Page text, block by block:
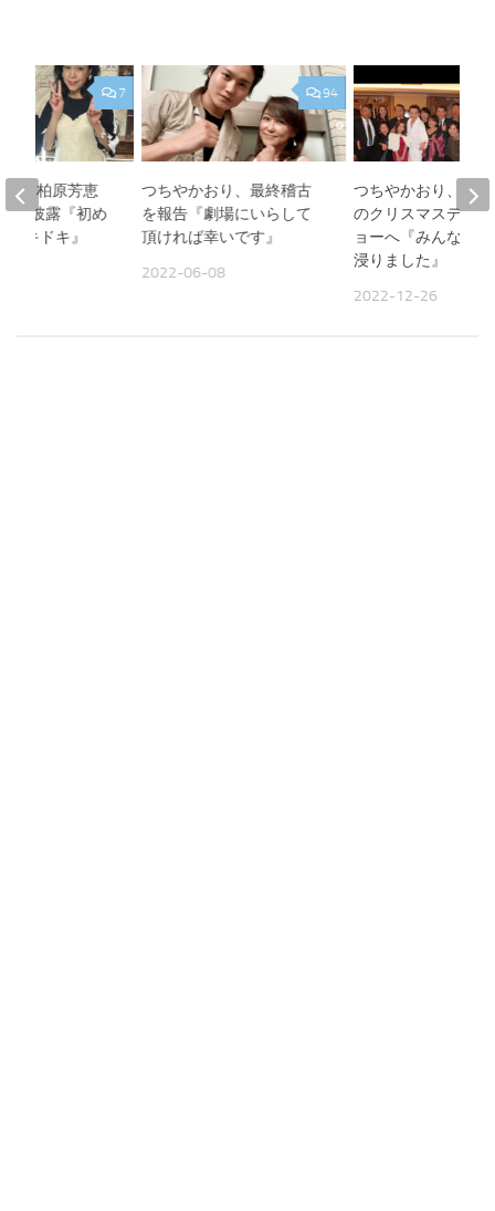
94
つちやかおり、最終稽古
を報告『劇場にいらして
頂ければ幸いです』
2022-06-08
つちやかおり、田
のクリスマスディ
ョーへ『みんなで
浸りました』
2022-12-26
7
り、柏原芳恵
ト披露『初め
ドキドキ』